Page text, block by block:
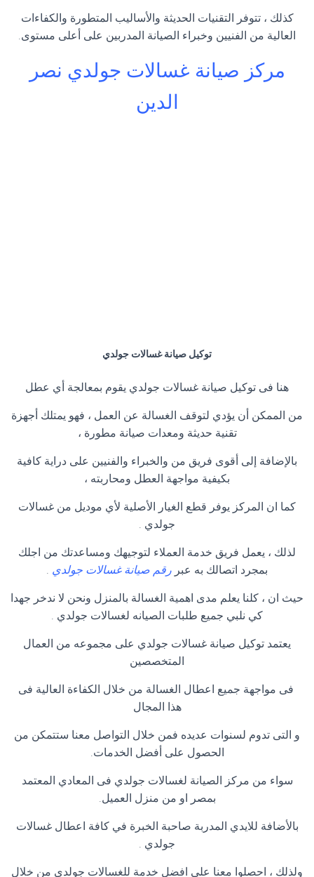
كذلك ، تتوفر التقنيات الحديثة والأساليب المتطورة والكفاءات
العالية من الفنيين وخبراء الصيانة المدربين على أعلى مستوى.
مركز صيانة غسالات جولدي نصر
الدين
توكيل صيانة غسالات جولدي
هنا فى توكيل صيانة غسالات جولدي يقوم بمعالجة أي عطل
من الممكن أن يؤدي لتوقف الغسالة عن العمل ، فهو يمتلك أجهزة
تقنية حديثة ومعدات صيانة مطورة ،
بالإضافة إلى أقوى فريق من والخبراء والفنيين على دراية كافية
بكيفية مواجهة العطل ومحاربته ،
كما ان المركز يوفر قطع الغيار الأصلية لأي موديل من غسالات
جولدي .
لذلك ، يعمل فريق خدمة العملاء لتوجيهك ومساعدتك من اجلك
بمجرد اتصالك به عبر رقم صيانة غسالات جولدي .
حيث ان ، كلنا يعلم مدى اهمية الغسالة بالمنزل ونحن لا ندخر جهدا
كي نلبي جميع طلبات الصيانه لغسالات جولدي .
يعتمد توكيل صيانة غسالات جولدي على مجموعه من العمال
المتخصصين
فى مواجهة جميع اعطال الغسالة من خلال الكفاءة العالية فى
هذا المجال
و التى تدوم لسنوات عديده فمن خلال التواصل معنا ستتمكن من
الحصول على أفضل الخدمات.
سواء من مركز الصيانة لغسالات جولدي فى المعادي المعتمد
بمصر او من منزل العميل.
بالأضافة للايدي المدربة صاحبة الخبرة في كافة اعطال غسالات
جولدي .
ولذلك ، احصلوا معنا على افضل خدمة للغسالات جولدي من خلال